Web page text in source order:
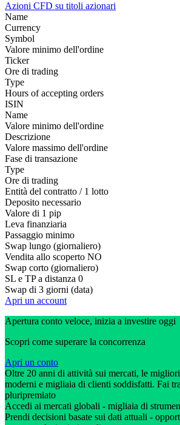
Azioni CFD su titoli azionari
Name
Currency
Symbol
Valore minimo dell'ordine
Ticker
Ore di trading
Type
Hours of accepting orders
ISIN
Name
Valore minimo dell'ordine
Descrizione
Valore massimo dell'ordine
Fase di transazione
Type
Ore di trading
Entità del contratto / 1 lotto
Deposito necessario
Valore di 1 pip
Leva finanziaria
Passaggio minimo
Swap lungo (giornaliero)
Vendita allo scoperto NO
Swap corto (giornaliero)
SL e TP a distanza 0
Swap di 3 giorni (data)
Apri un account
Apertura conto veloce, inizia a investire oggi
Scopri come superare la concorrenza
Apri un conto
Oltre 20 anni di attività sui mercati, le
moderni e migliaia di clienti soddisfatti. Fai
pluripremiato
Accedi ai mercati globali - migliaia di
Prendi decisioni basate sui dati attuali -